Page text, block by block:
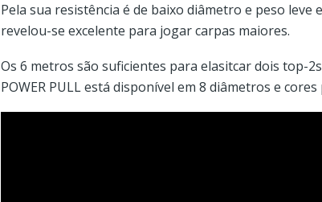
Pela sua resistência é de baixo diâmetro e peso leve
revelou-se excelente para jogar carpas maiores.
Os 6 metros são suficientes para elasitcar dois top-
POWER PULL está disponível em 8 diâmetros e cores